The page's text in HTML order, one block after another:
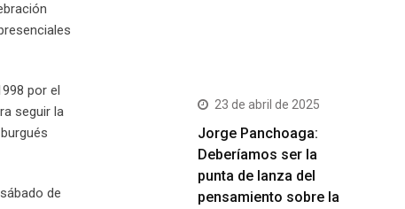
por el
seguir la
de
23 de abril de 2025
Jorge Panchoaga:
Deberíamos ser la
punta de lanza del
pensamiento sobre la